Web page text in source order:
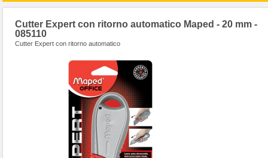
Cutter Expert con ritorno automatico Maped - 20 mm -
085110
Cutter Expert con ritorno automatico